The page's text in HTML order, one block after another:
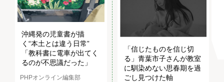
沖縄発の児童書が描
く“本土とは違う日常”
「教科書に電車が出てく
るのが不思議だった」
PHPオンライン編集部
「信じたものを信じ切
る」青葉市子さんが教室
に馴染めない思春期を過
ごし見つけた軸